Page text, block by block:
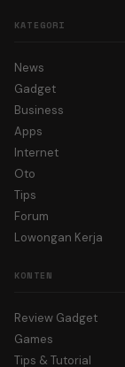
KATEGORI
News
Gadget
Business
Apps
Internet
Oto
Tips
Forum
Lowongan Kerja
KONTEN
Review Gadget
Games
Tips & Tutorial